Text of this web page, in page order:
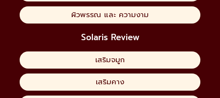
ผิวพรรณ และ ความงาม
Solaris Review
เสริมจมูก
เสริมคาง